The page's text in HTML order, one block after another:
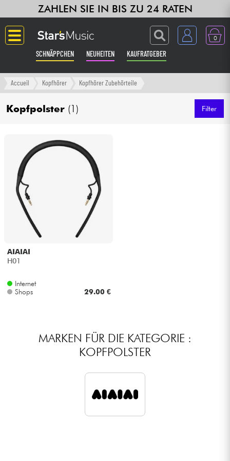
ZAHLEN SIE IN BIS ZU 24 RATEN
0
SCHNÄPPCHEN NEUHEITEN KAUFRATGEBER
Langue
Gitarre & Bass
Klaviere & Piano
Synths & samplers
Kopfhörer
Accueil Kopfhörer Kopfhörer Zubehörteile
Kopfpolster (1) Filter
AIAIAI
H01
Internet
Shops
29.00 €
MARKEN FÜR DIE KATEGORIE :
KOPFPOLSTER